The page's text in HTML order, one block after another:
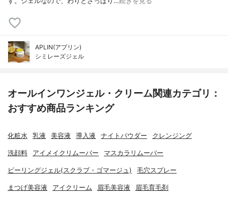
APLIN(アプリン)
シミレーズジェル
オールインワンジェル・クリーム関連カテゴリ：
おすすめ商品ランキング
化粧水 乳液 美容液 導入液 ナイトパウダー クレンジング
洗顔料 アイメイクリムーバー マスカラリムーバー
ピーリングジェル(スクラブ・ゴマージュ) 毛穴スプレー
まつげ美容液 アイクリーム 眉毛美容液 眉毛育毛剤